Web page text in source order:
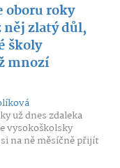
oboru roky
něj zlatý důl,
školy
mnozí
už dnes zdaleka
vysokoškolsky
na ně měsíčně přijít